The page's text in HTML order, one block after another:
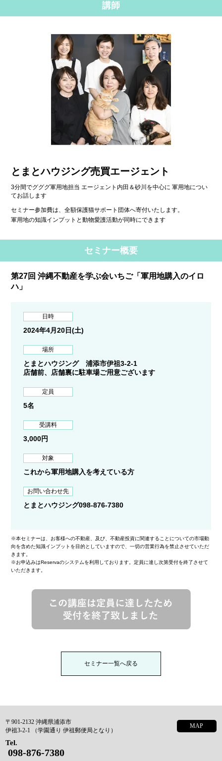
講師
とまとハウジング売買エージェント
3分間でグググ軍用地担当 エージェント内田＆砂川を中心に 軍用地につい
てお話します
セミナー参加費は、全額保護猫サポート団体へ寄付いたします。
軍用地の知識インプットと動物愛護活動が同時にできます
セミナー概要
第27回 沖縄不動産を学ぶ会いちご「軍用地購入のイロ
ハ」
日時
2024年4月20日(土)
場所
とまとハウジング 浦添市伊祖3-2-1
店舗前、店舗裏に駐車場ご用意ございます
定員
5名
受講料
3,000円
対象
これから軍用地購入を考えている方
お問い合わせ先
とまとハウジング098-876-7380
※本セミナーは、お客様への不動産、及び、不動産投資に関連することについての市場動
向を含めた知識インプットを目的としていますので、一切の営業行為を禁止させていただ
きます。
※お申込みはReservaのシステムを利用しております。定員に達し次第受付を終了させて
いただきます。
セミナー一覧へ戻る
〒901-2132 沖縄県浦添市
伊祖3-2-1 （学園通り 伊祖郵便局となり）
MAP
Tel.
098-876-7380